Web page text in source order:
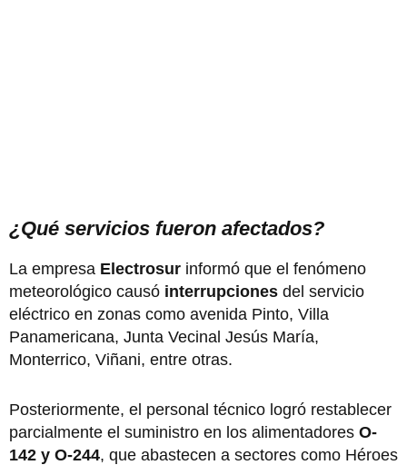
¿Qué servicios fueron afectados?
La empresa Electrosur informó que el fenómeno
meteorológico causó interrupciones del servicio
eléctrico en zonas como avenida Pinto, Villa
Panamericana, Junta Vecinal Jesús María,
Monterrico, Viñani, entre otras.
Posteriormente, el personal técnico logró restablecer
parcialmente el suministro en los alimentadores O-
142 y O-244, que abastecen a sectores como Héroes